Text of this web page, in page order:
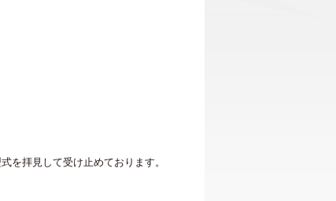
を拝見して受け止めております。